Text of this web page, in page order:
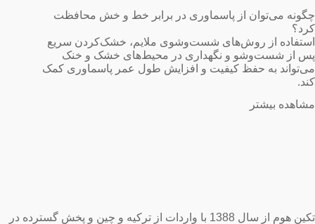
چگونه می‌توان از پاسماوری در برابر خط و خش محافظت
کرد؟
استفاده از روش‌های شست‌وشوی ملایم، خشک‌کردن سریع
پس از شست‌وشو و نگهداری در محیط‌های خشک و خنک
می‌تواند به حفظ کیفیت و افزایش طول عمر پاسماوری کمک
کند.
مشاهده بیشتر
تکین هوم از سال 1388 با واردات از ترکیه و چین و پخش گسترده در